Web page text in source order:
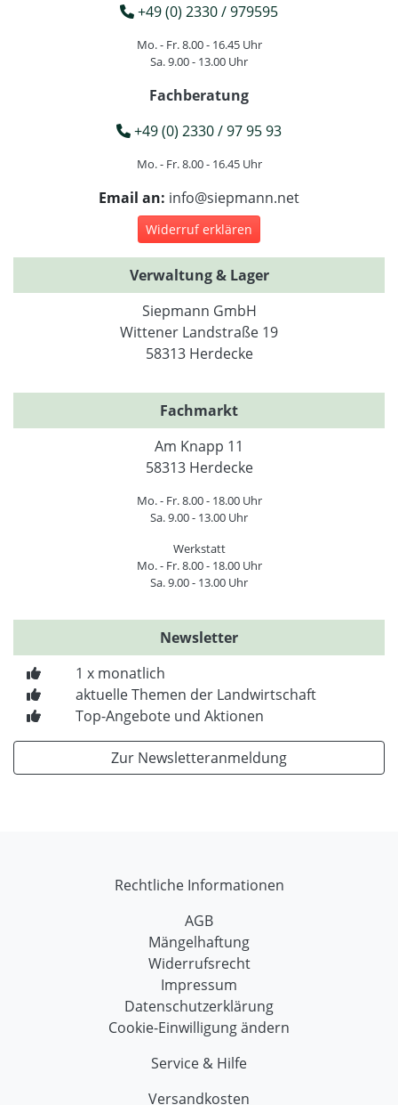
+49 (0) 2330 / 979595
Mo. - Fr. 8.00 - 16.45 Uhr
Sa. 9.00 - 13.00 Uhr
Fachberatung
+49 (0) 2330 / 97 95 93
Mo. - Fr. 8.00 - 16.45 Uhr
Email an: info@siepmann.net
Widerruf erklären
Verwaltung & Lager
Siepmann GmbH
Wittener Landstraße 19
58313 Herdecke
Fachmarkt
Am Knapp 11
58313 Herdecke
Mo. - Fr. 8.00 - 18.00 Uhr
Sa. 9.00 - 13.00 Uhr
Werkstatt
Mo. - Fr. 8.00 - 18.00 Uhr
Sa. 9.00 - 13.00 Uhr
Newsletter
1 x monatlich
aktuelle Themen der Landwirtschaft
Top-Angebote und Aktionen
Zur Newsletteranmeldung
Rechtliche Informationen
AGB
Mängelhaftung
Widerrufsrecht
Impressum
Datenschutzerklärung
Cookie-Einwilligung ändern
Service & Hilfe
Versandkosten